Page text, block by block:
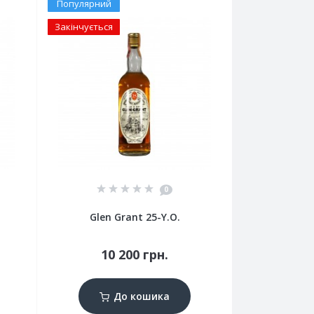
Популярний
Закінчується
0
Glen Grant 25-Y.O.
10 200 грн.
До кошика